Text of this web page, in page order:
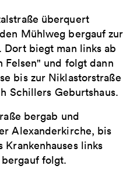
überquert
Mühlweg bergauf zur
biegt man links ab
Felsen" und folgt dann
bis zur Niklastorstraße
Schillers Geburtshaus.
bergab und
Alexanderkirche, bis
Krankenhauses links
folgt.